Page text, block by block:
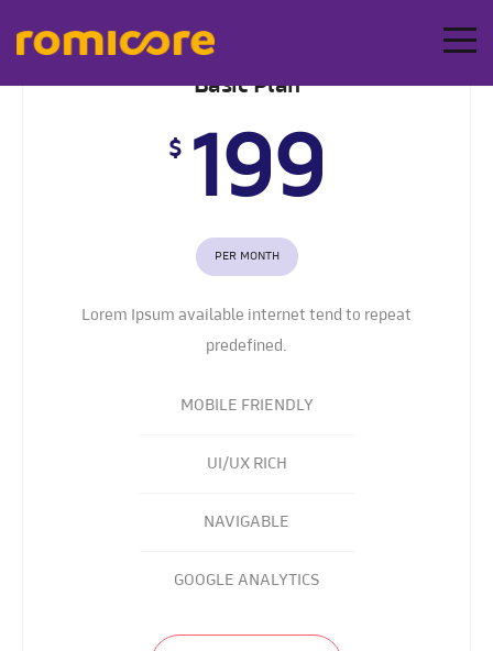
Basic Plan
$ 199
PER MONTH
Lorem Ipsum available internet tend to repeat
predefined.
MOBILE FRIENDLY
UI/UX RICH
NAVIGABLE
GOOGLE ANALYTICS